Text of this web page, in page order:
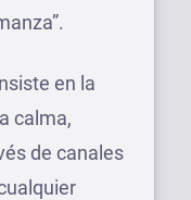
en la
calma,
de canales